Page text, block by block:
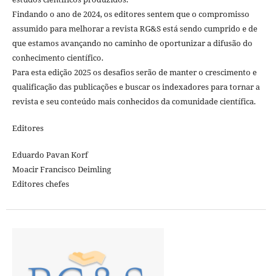
Findando o ano de 2024, os editores sentem que o compromisso
assumido para melhorar a revista RG&S está sendo cumprido e de
que estamos avançando no caminho de oportunizar a difusão do
conhecimento científico.
Para esta edição 2025 os desafios serão de manter o crescimento e
qualificação das publicações e buscar os indexadores para tornar a
revista e seu conteúdo mais conhecidos da comunidade científica.
Editores
Eduardo Pavan Korf
Moacir Francisco Deimling
Editores chefes